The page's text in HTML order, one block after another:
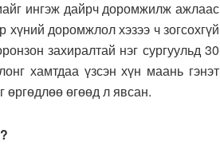
ингэж дайрч доромжилж ажлаас
хүний доромжлол хэзээ ч зогсохгүй
захиралтай нэг сургуульд 30
хамтдаа үзсэн хүн маань гэнэт
өргөдлөө өгөөд л явсан.